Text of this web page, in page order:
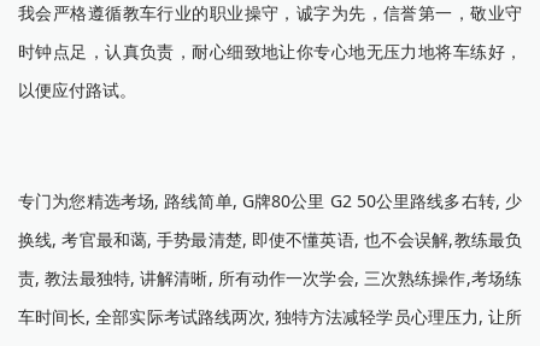
我会严格遵循教车行业的职业操守，诚字为先，信誉第一，敬业守
时钟点足，认真负责，耐心细致地让你专心地无压力地将车练好，
以便应付路试。
专门为您精选考场, 路线简单, G牌80公里 G2 50公里路线多右转, 少
换线, 考官最和蔼, 手势最清楚, 即使不懂英语, 也不会误解,教练最负
责, 教法最独特, 讲解清晰, 所有动作一次学会, 三次熟练操作,考场练
车时间长, 全部实际考试路线两次, 独特方法减轻学员心理压力, 让所